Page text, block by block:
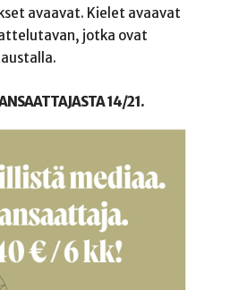
avaavat. Kielet avaavat
jotka ovat
14/21.